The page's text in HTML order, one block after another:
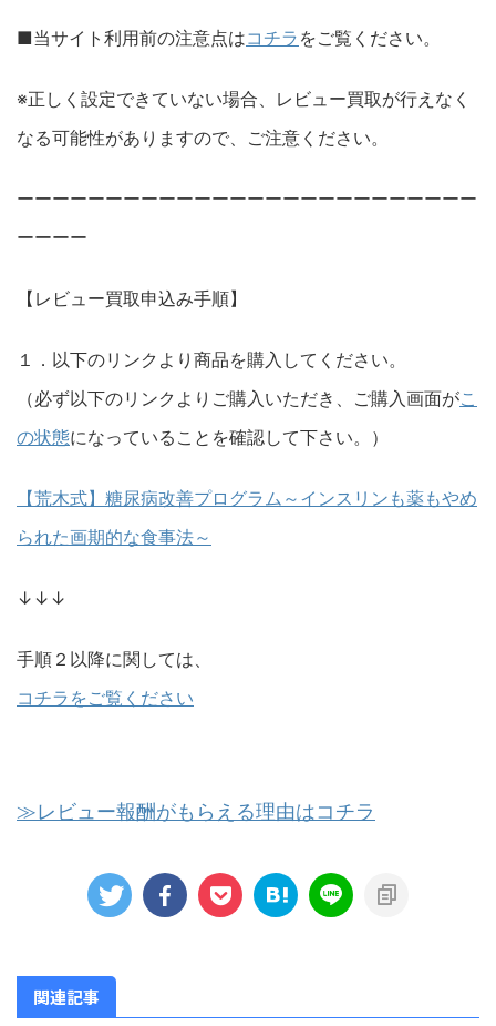
■当サイト利用前の注意点はコチラ をご覧ください。
※正しく設定できていない場合、レビュー買取が行えなく
なる可能性がありますので、ご注意ください。
ーーーーーーーーーーーーーーーーーーーーーーーーーー
ーーーー
【レビュー買取申込み手順】
１．以下のリンクより商品を購入してください。
（必ず以下のリンクよりご購入いただき、ご購入画面がこ
の状態になっていることを確認して下さい。）
【荒木式】糖尿病改善プログラム～インスリンも薬もやめ
られた画期的な食事法～
↓↓↓
手順２以降に関しては、
コチラをご覧ください
≫レビュー報酬がもらえる理由はコチラ
関連記事